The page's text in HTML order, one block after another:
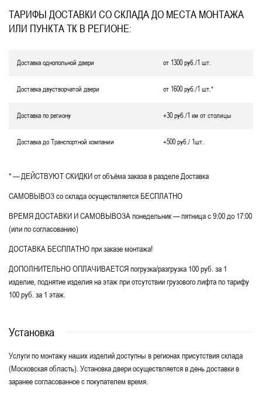
ТАРИФЫ ДОСТАВКИ СО СКЛАДА ДО МЕСТА МОНТАЖА
ИЛИ ПУНКТА ТК В РЕГИОНЕ:
Доставка однопольной двери от 1300 руб./1 шт.
Доставка двустворчатой двери от 1600 руб./1 шт.*
Доставка по региону +30 руб./1 км от столицы
Доставка до Транспортной компании +500 руб./ 1шт.
* — ДЕЙСТВУЮТ СКИДКИ от объёма заказа в разделе Доставка
САМОВЫВОЗ со склада осуществляется БЕСПЛАТНО
ВРЕМЯ ДОСТАВКИ И САМОВЫВОЗА понедельник — пятница с 9:00 до 17:00
(или по согласованию)
ДОСТАВКА БЕСПЛАТНО при заказе монтажа!
ДОПОЛНИТЕЛЬНО ОПЛАЧИВАЕТСЯ погрузка/разгрузка 100 руб. за 1
изделие, поднятие изделия на этаж при отсутствии грузового лифта по тарифу
100 руб. за 1 этаж.
Установка
Услуги по монтажу наших изделий доступны в регионах присутствия склада
(Московская область). Установка двери осуществляется в день доставки в
заранее согласованное с покупателем время.